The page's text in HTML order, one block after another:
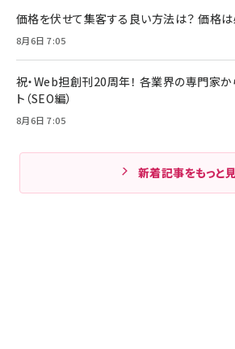
価格を伏せて集客する良い方法は？ 価格は
8月6日 7:05
祝・Web担創刊20周年！ 各業界の専門家
ト（SEO編）
8月6日 7:05
新着記事をもっと